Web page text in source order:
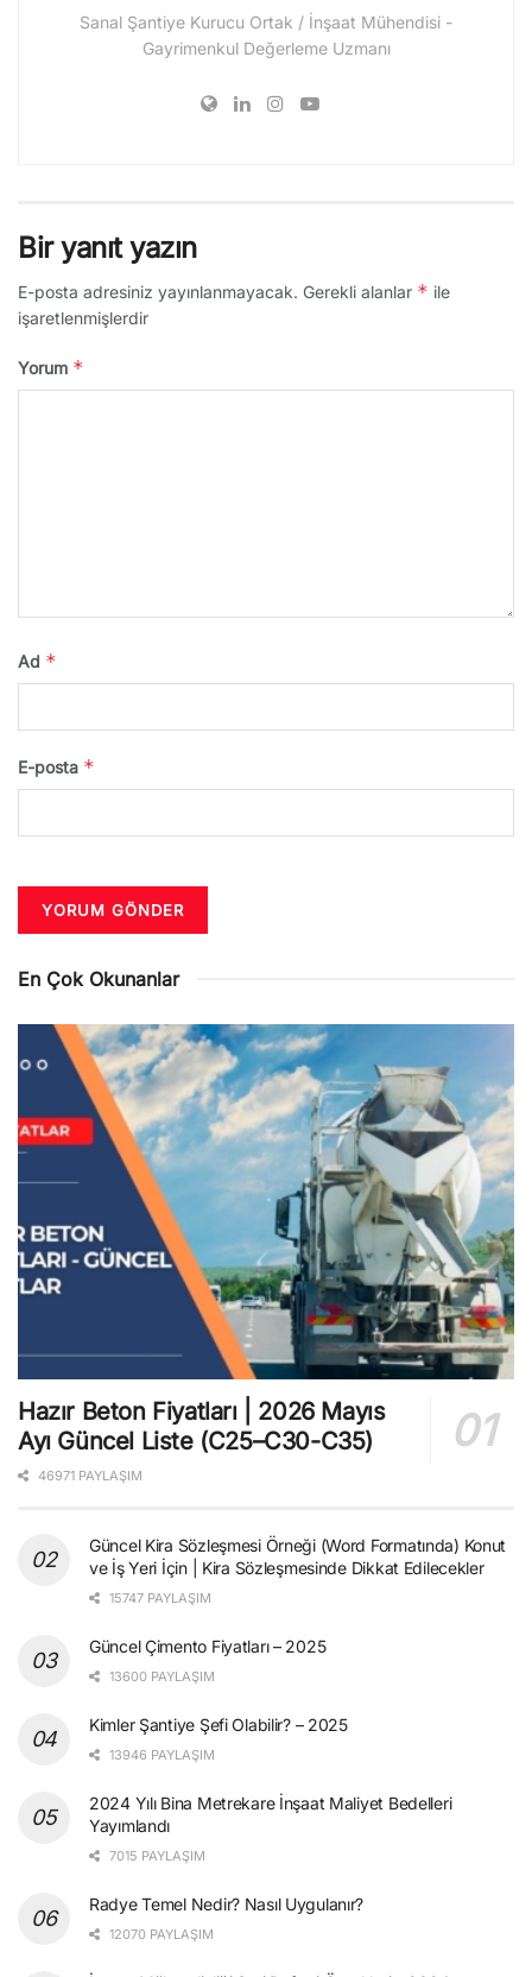
Sanal Şantiye Kurucu Ortak / İnşaat Mühendisi -
Gayrimenkul Değerleme Uzmanı
Bir yanıt yazın
E-posta adresiniz yayınlanmayacak. Gerekli alanlar * ile
işaretlenmişlerdir
Yorum *
Ad *
E-posta *
En Çok Okunanlar
Hazır Beton Fiyatları | 2026 Mayıs
Ayı Güncel Liste (C25–C30-C35)
46971 PAYLAŞIM
Güncel Kira Sözleşmesi Örneği (Word Formatında) Konut
ve İş Yeri İçin | Kira Sözleşmesinde Dikkat Edilecekler
15747 PAYLAŞIM
Güncel Çimento Fiyatları – 2025
13600 PAYLAŞIM
Kimler Şantiye Şefi Olabilir? – 2025
13946 PAYLAŞIM
2024 Yılı Bina Metrekare İnşaat Maliyet Bedelleri
Yayımlandı
7015 PAYLAŞIM
Radye Temel Nedir? Nasıl Uygulanır?
12070 PAYLAŞIM